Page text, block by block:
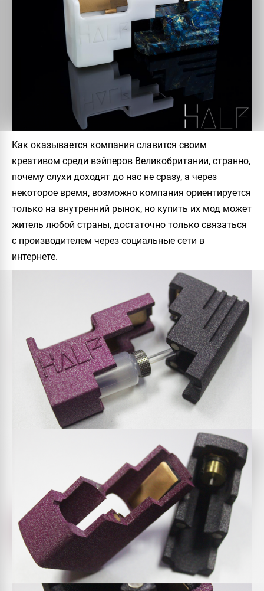
Как оказывается компания славится своим
креативом среди вэйперов Великобритании, странно,
почему слухи доходят до нас не сразу, а через
некоторое время, возможно компания ориентируется
только на внутренний рынок, но купить их мод может
житель любой страны, достаточно только связаться
с производителем через социальные сети в
интернете.